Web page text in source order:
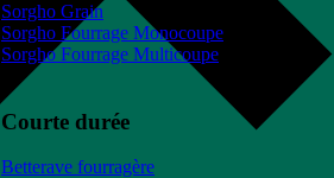
Sorgho Grain
Sorgho Fourrage Monocoupe
Sorgho Fourrage Multicoupe
Courte durée
Betterave fourragère